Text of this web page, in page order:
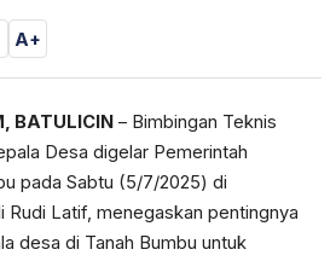
A+
BATULICIN – Bimbingan Teknis
Desa digelar Pemerintah
pada Sabtu (5/7/2025) di
Rudi Latif, menegaskan pentingnya
desa di Tanah Bumbu untuk